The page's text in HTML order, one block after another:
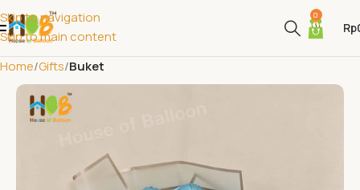
Skip to navigation
Skip to main content
0
Rp
Home Gifts Buket